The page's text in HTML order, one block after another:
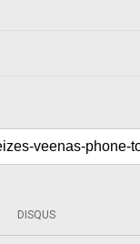
DISQUS